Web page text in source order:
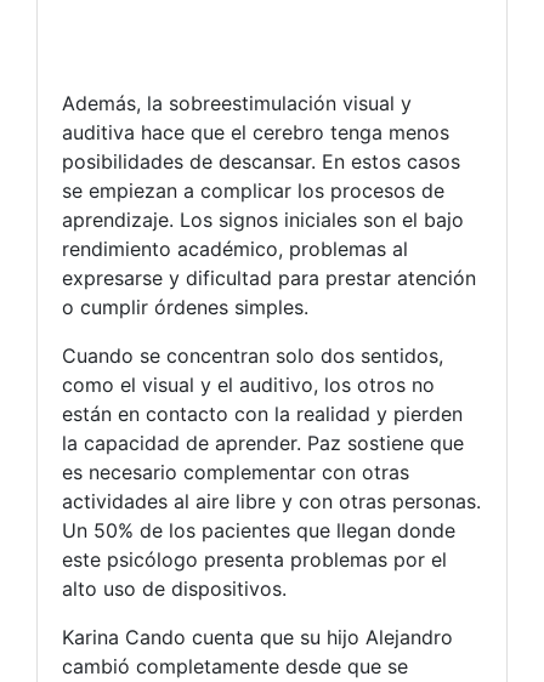
Además, la sobreestimulación visual y
auditiva hace que el cerebro tenga menos
posibilidades de descansar. En estos casos
se empiezan a complicar los procesos de
aprendizaje. Los signos iniciales son el bajo
rendimiento académico, problemas al
expresarse y dificultad para prestar atención
o cumplir órdenes simples.
Cuando se concentran solo dos sentidos,
como el visual y el auditivo, los otros no
están en contacto con la realidad y pierden
la capacidad de aprender. Paz sostiene que
es necesario complementar con otras
actividades al aire libre y con otras personas.
Un 50% de los pacientes que llegan donde
este psicólogo presenta problemas por el
alto uso de dispositivos.
Karina Cando cuenta que su hijo Alejandro
cambió completamente desde que se